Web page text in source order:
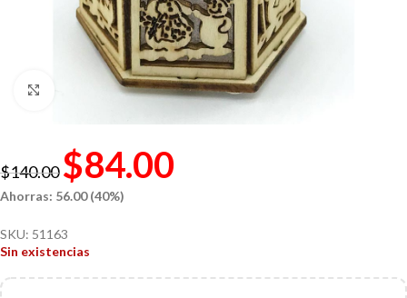
Click to enlarge
$140.00 $84.00
Ahorras: 56.00 (40%)
SKU: 51163
Sin existencias